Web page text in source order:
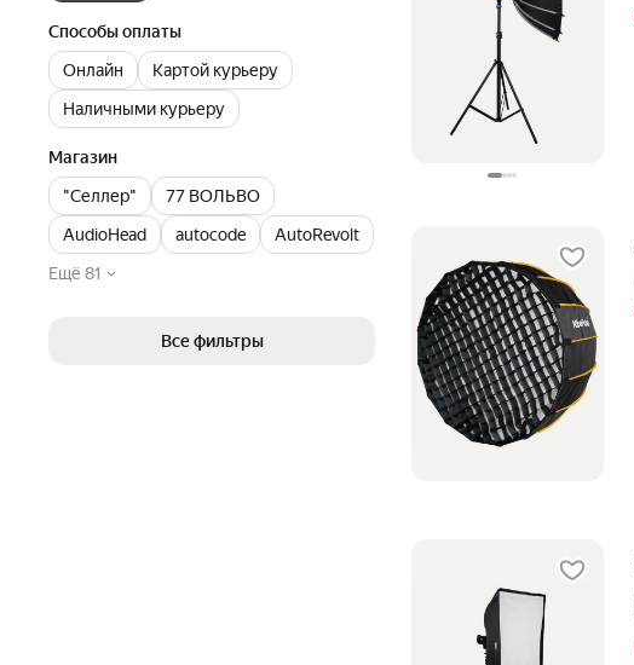
Способы оплаты
Онлайн
Картой курьеру
Наличными курьеру
Магазин
"Селлер"
77 ВОЛЬВО
AudioHead
autocode
AutoRevolt
Ещё 81
Все фильтры